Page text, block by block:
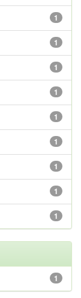
1
1
1
1
1
1
1
1
1
1